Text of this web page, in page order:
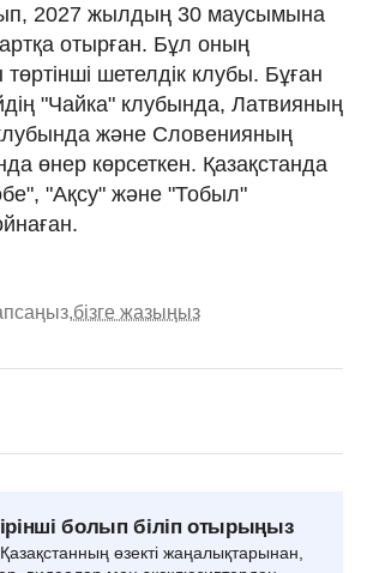
2027 жылдың 30 маусымына
отырған. Бұл оның
шетелдік клубы. Бұған
"Чайка" клубында, Латвияның
және Словенияның
өнер көрсеткен. Қазақстанда
"Ақсу" және "Тобыл"
бізге жазыңыз
болып біліп отырыңыз
өзекті жаңалықтарынан,